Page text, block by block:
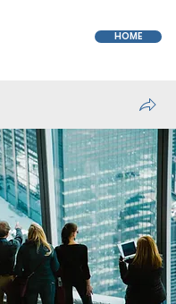
HOME